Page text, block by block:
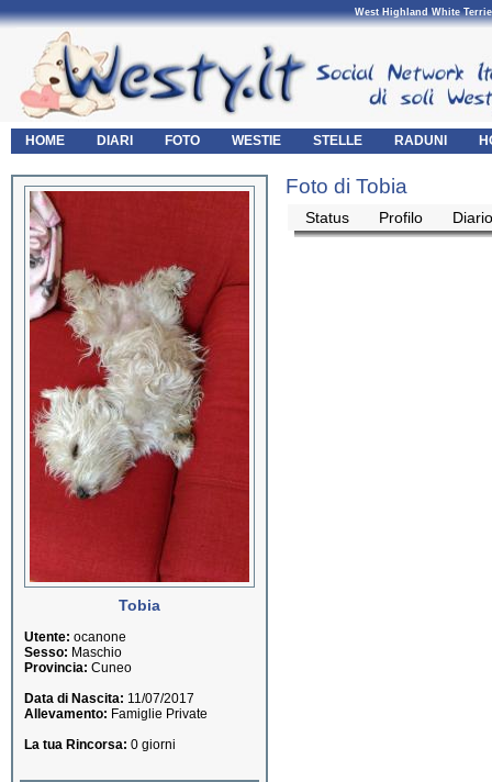
West Highland White
HOME DIARI FOTO WESTIE STELLE RADUNI
Tobia
Utente: ocanone
Sesso: Maschio
Provincia: Cuneo
Data di Nascita: 11/07/2017
Allevamento: Famiglie Private
La tua Rincorsa: 0 giorni
Foto di Tobia
Status Profilo Diario